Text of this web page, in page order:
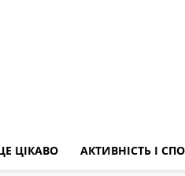
ЦІКАВО АКТИВНІСТЬ І